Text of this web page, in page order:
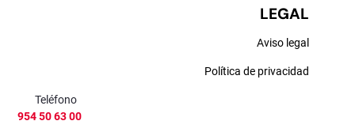
LEGAL
Aviso legal
Política de privacidad
Teléfono
954 50 63 00